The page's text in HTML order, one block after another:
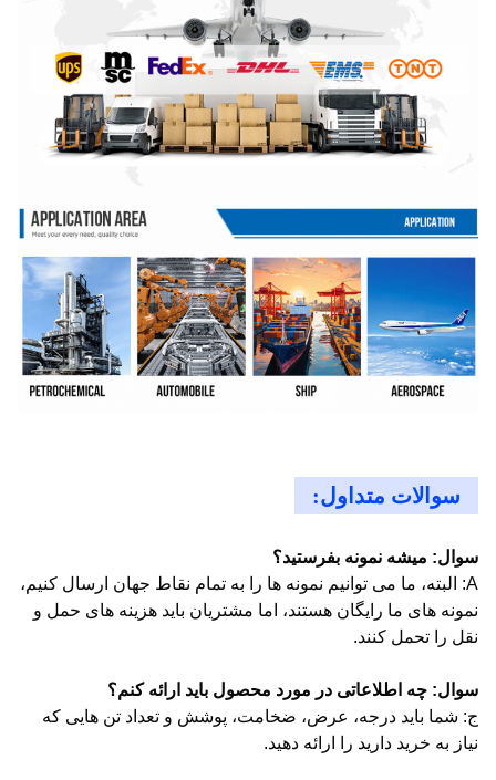
سوالات متداول:
سوال: میشه نمونه بفرستید؟
A: البته، ما می توانیم نمونه ها را به تمام نقاط جهان ارسال کنیم،
نمونه های ما رایگان هستند، اما مشتریان باید هزینه های حمل و
نقل را تحمل کنند.
سوال: چه اطلاعاتی در مورد محصول باید ارائه کنم؟
ج: شما باید درجه، عرض، ضخامت، پوشش و تعداد تن هایی که
نیاز به خرید دارید را ارائه دهید.